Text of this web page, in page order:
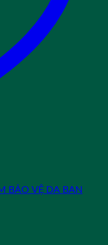
BẢO VỆ DA BAN